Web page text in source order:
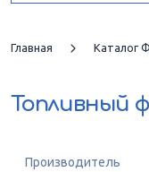
Главная Каталог
Топливный
Производитель